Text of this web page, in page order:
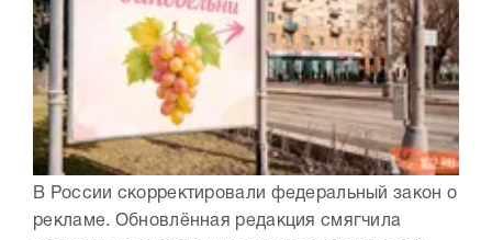
В России скорректировали федеральный закон о
рекламе. Обновлённая редакция смягчила